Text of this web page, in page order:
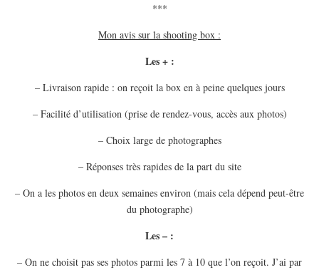
***
Mon avis sur la shooting box :
Les + :
– Livraison rapide : on reçoit la box en à peine quelques jours
– Facilité d’utilisation (prise de rendez-vous, accès aux photos)
– Choix large de photographes
– Réponses très rapides de la part du site
– On a les photos en deux semaines environ (mais cela dépend peut-être
du photographe)
Les – :
– On ne choisit pas ses photos parmi les 7 à 10 que l’on reçoit. J’ai par